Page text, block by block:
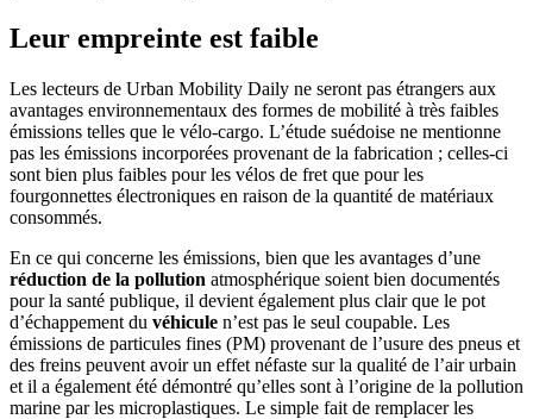
Leur empreinte est faible
Les lecteurs de Urban Mobility Daily ne seront pas étrangers aux
avantages environnementaux des formes de mobilité à très faibles
émissions telles que le vélo-cargo. L’étude suédoise ne mentionne
pas les émissions incorporées provenant de la fabrication ; celles-ci
sont bien plus faibles pour les vélos de fret que pour les
fourgonnettes électroniques en raison de la quantité de matériaux
consommés.
En ce qui concerne les émissions, bien que les avantages d’une
réduction de la pollution atmosphérique soient bien documentés
pour la santé publique, il devient également plus clair que le pot
d’échappement du véhicule n’est pas le seul coupable. Les
émissions de particules fines (PM) provenant de l’usure des pneus et
des freins peuvent avoir un effet néfaste sur la qualité de l’air urbain
et il a également été démontré qu’elles sont à l’origine de la pollution
marine par les microplastiques. Le simple fait de remplacer les